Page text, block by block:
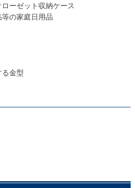
ーゼット収納ケース
の家庭日用品
る金型